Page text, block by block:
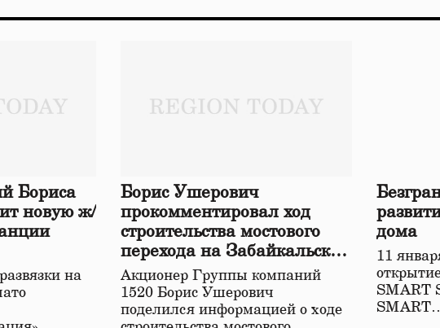
Бориса
новую ж/
на
Борис Ушерович
прокомментировал ход
строительства мостового
перехода на Забайкальской
железной дороге
Акционер Группы компаний
1520 Борис Ушерович
поделился информацией о ходе
дома
11
SMART